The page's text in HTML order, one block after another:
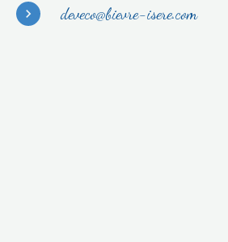
deveco@bievre-isere.com